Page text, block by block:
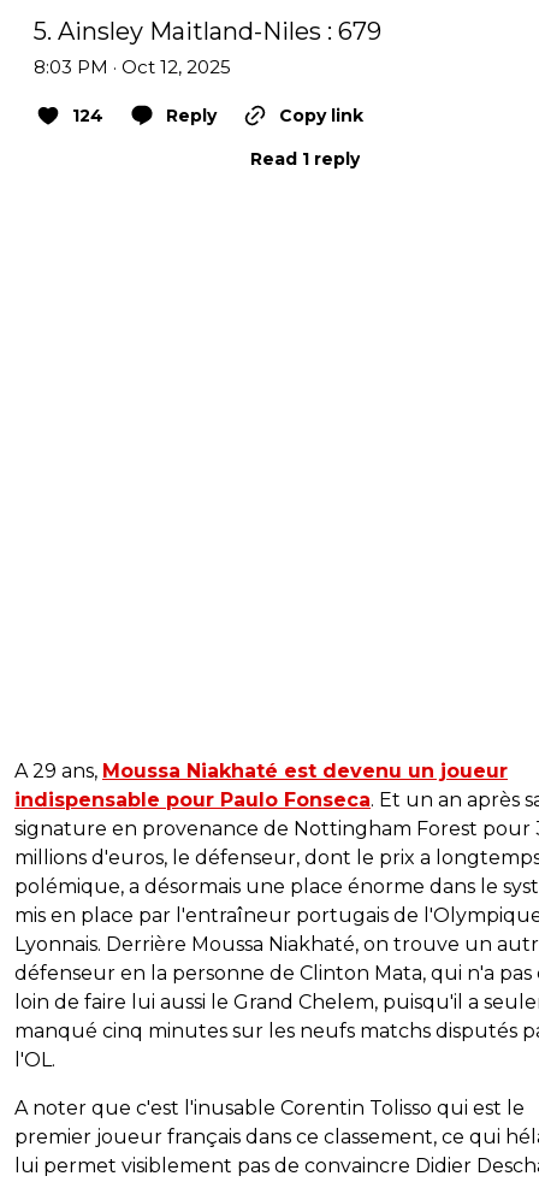
5. Ainsley Maitland-Niles : 679
8:03 PM · Oct 12, 2025
124 Reply
Copy link
Read 1 reply
A 29 ans, Moussa Niakhaté est devenu un joueur
indispensable pour Paulo Fonseca. Et un an après
signature en provenance de Nottingham Forest pour
millions d'euros, le défenseur, dont le prix a
polémique, a désormais une place énorme dans le
mis en place par l'entraîneur portugais de
Lyonnais. Derrière Moussa Niakhaté, on trouve un
défenseur en la personne de Clinton Mata, qui n'a pas
loin de faire lui aussi le Grand Chelem, puisqu'il a
manqué cinq minutes sur les neufs matchs disputés
l'OL.
A noter que c'est l'inusable Corentin Tolisso qui est le
premier joueur français dans ce classement, ce qui
lui permet visiblement pas de convaincre Didier